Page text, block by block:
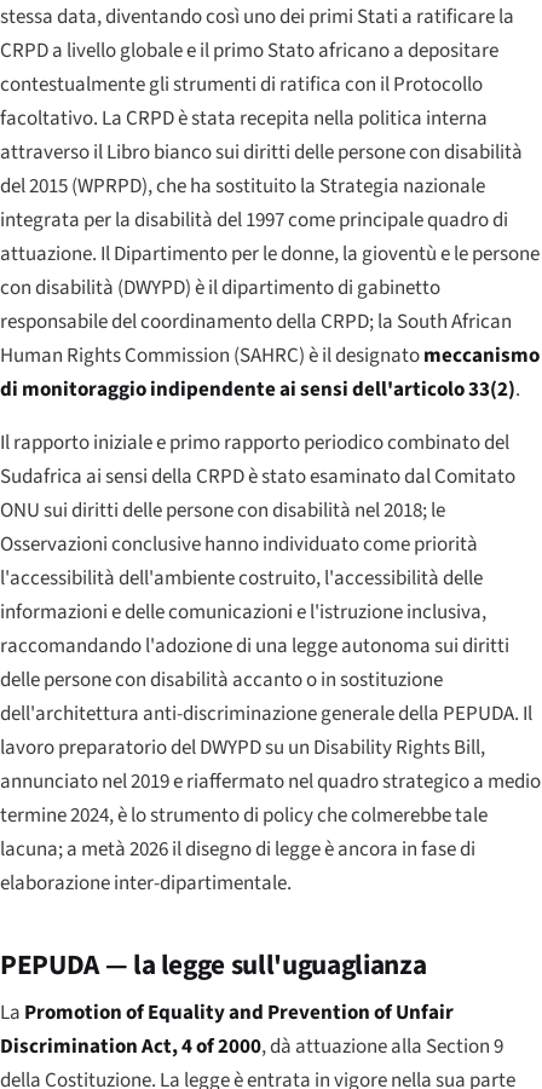
stessa data, diventando così uno dei primi Stati a ratificare la
CRPD a livello globale e il primo Stato africano a depositare
contestualmente gli strumenti di ratifica con il Protocollo
facoltativo. La CRPD è stata recepita nella politica interna
attraverso il Libro bianco sui diritti delle persone con disabilità
del 2015 (WPRPD), che ha sostituito la Strategia nazionale
integrata per la disabilità del 1997 come principale quadro di
attuazione. Il Dipartimento per le donne, la gioventù e le persone
con disabilità (DWYPD) è il dipartimento di gabinetto
responsabile del coordinamento della CRPD; la South African
Human Rights Commission (SAHRC) è il designatomeccanismo
di monitoraggio indipendente ai sensi dell'articolo 33(2).
Il rapporto iniziale e primo rapporto periodico combinato del
Sudafrica ai sensi della CRPD è stato esaminato dal Comitato
ONU sui diritti delle persone con disabilità nel 2018; le
Osservazioni conclusive hanno individuato come priorità
l'accessibilità dell'ambiente costruito, l'accessibilità delle
informazioni e delle comunicazioni e l'istruzione inclusiva,
raccomandando l'adozione di una legge autonoma sui diritti
delle persone con disabilità accanto o in sostituzione
dell'architettura anti-discriminazione generale della PEPUDA. Il
lavoro preparatorio del DWYPD su un Disability Rights Bill,
annunciato nel 2019 e riaffermato nel quadro strategico a medio
termine 2024, è lo strumento di policy che colmerebbe tale
lacuna; a metà 2026 il disegno di legge è ancora in fase di
elaborazione inter-dipartimentale.
PEPUDA — la legge sull'uguaglianza
La Promotion of Equality and Prevention of Unfair
Discrimination Act, 4 of 2000, dà attuazione alla Section 9
della Costituzione. La legge è entrata in vigore nella sua parte